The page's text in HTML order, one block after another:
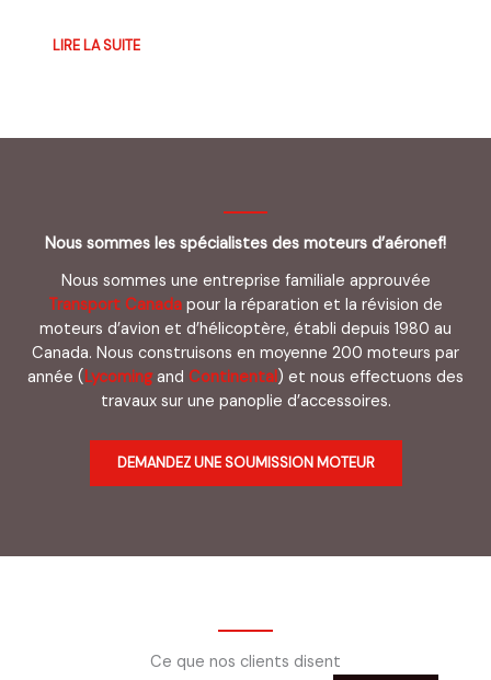
LIRE LA SUITE
Nous sommes les spécialistes des moteurs d’aéronef!
Nous sommes une entreprise familiale approuvée
Transport Canada pour la réparation et la révision de
moteurs d’avion et d’hélicoptère, établi depuis 1980 au
Canada. Nous construisons en moyenne 200 moteurs par
année (Lycomingand Continental) et nous effectuons des
travaux sur une panoplie d’accessoires.
DEMANDEZ UNE SOUMISSION MOTEUR
Ce que nos clients disent